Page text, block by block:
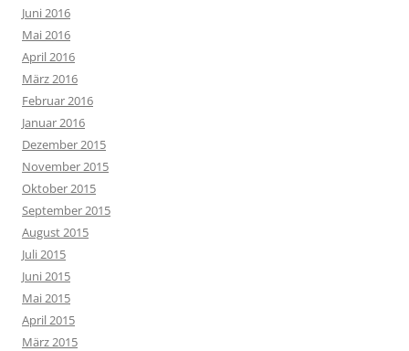
Juni 2016
Mai 2016
April 2016
März 2016
Februar 2016
Januar 2016
Dezember 2015
November 2015
Oktober 2015
September 2015
August 2015
Juli 2015
Juni 2015
Mai 2015
April 2015
März 2015